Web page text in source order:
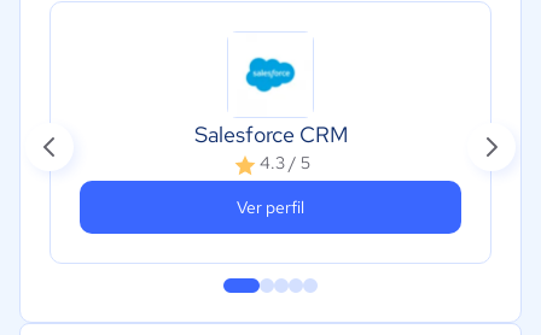
Salesforce CRM
4.3 / 5
Ver perfil